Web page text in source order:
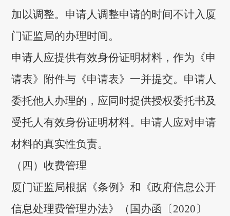
加以调整。申请人调整申请的时间不计入厦
门证监局的办理时间。
申请人应提供有效身份证明材料，作为《申
请表》附件与《申请表》一并提交。申请人
委托他人办理的，应同时提供授权委托书及
受托人有效身份证明材料。申请人应对申请
材料的真实性负责。
（四）收费管理
厦门证监局根据《条例》和《政府信息公开
信息处理费管理办法》（国办函〔2020〕